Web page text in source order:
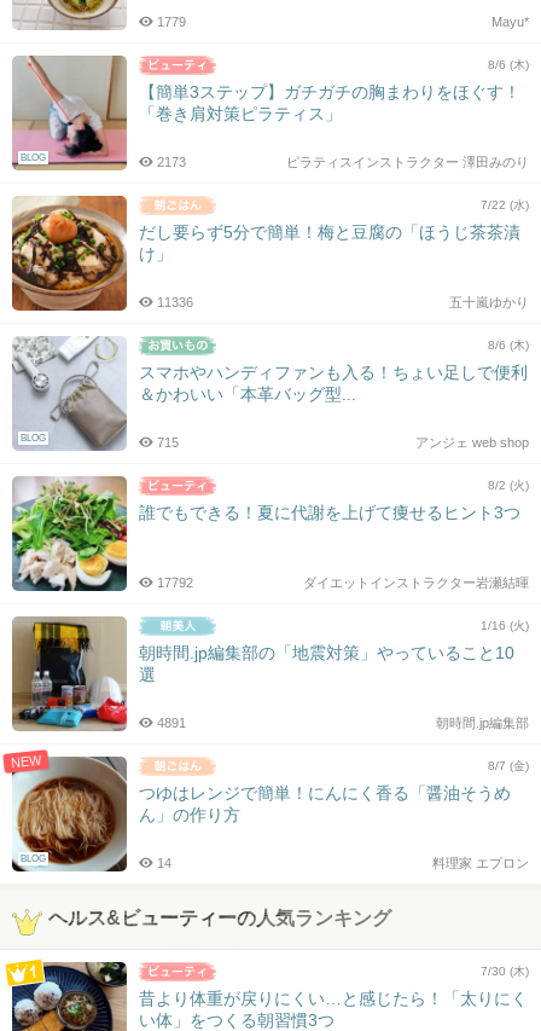
Mayu*
1779
BLOG
8/6 (木)
【簡単3ステップ】ガチガチの胸まわりをほぐす！
「巻き肩対策ピラティス」
ピラティスインストラクター 澤田みのり
2173
7/22 (水)
だし要らず5分で簡単！梅と豆腐の「ほうじ茶茶漬
け」
五十嵐ゆかり
11336
BLOG
8/6 (木)
スマホやハンディファンも入る！ちょい足しで便利
＆かわいい「本革バッグ型...
アンジェ web shop
715
8/2 (火)
誰でもできる！夏に代謝を上げて痩せるヒント3つ
ダイエットインストラクター岩瀬結暉
17792
1/16 (火)
朝時間.jp編集部の「地震対策」やっていること10
選
朝時間.jp編集部
4891
NEW
BLOG
8/7 (金)
つゆはレンジで簡単！にんにく香る「醤油そうめ
ん」の作り方
料理家 エプロン
14
ヘルス&ビューティーの人気ランキング
7/30 (木)
昔より体重が戻りにくい…と感じたら！「太りにく
い体」をつくる朝習慣3つ